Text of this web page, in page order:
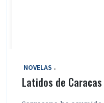
‎ NOVELAS
Latidos de Caracas